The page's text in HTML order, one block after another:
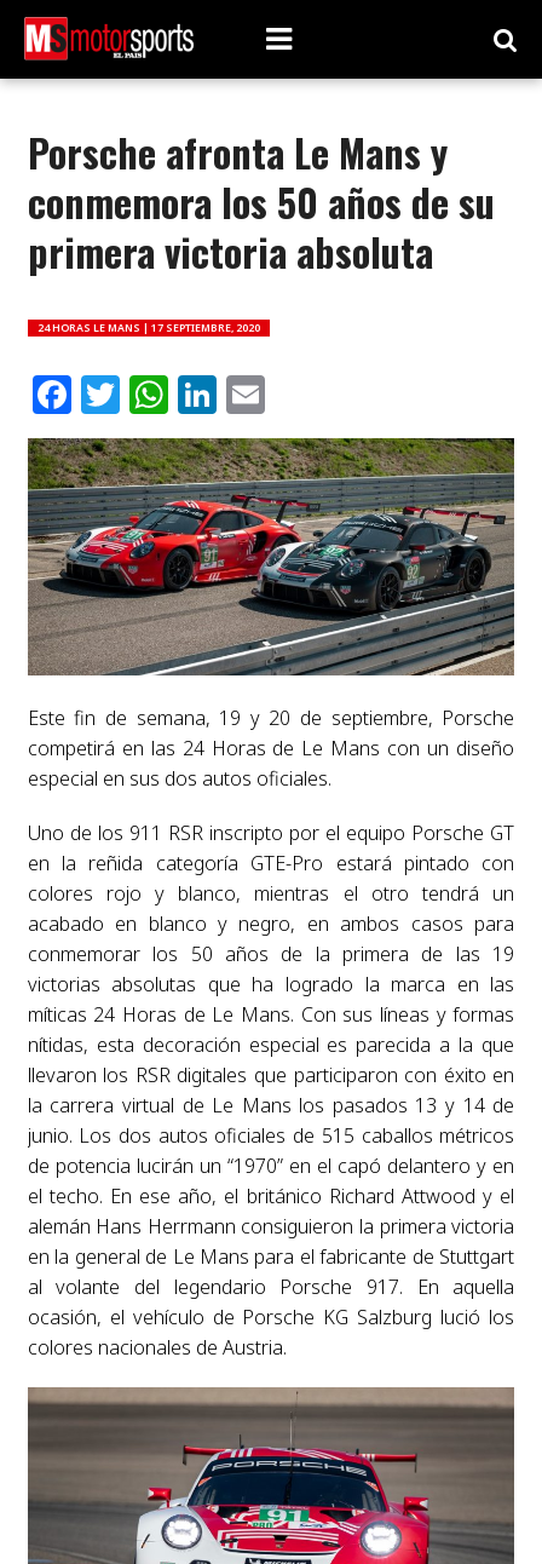
Porsche afronta Le Mans y
conmemora los 50 años de su
primera victoria absoluta
24 HORAS LE MANS | 17 SEPTIEMBRE, 2020
Facebook
Twitter
WhatsApp
LinkedIn
Email
Este fin de semana, 19 y 20 de septiembre, Porsche
competirá en las 24 Horas de Le Mans con un diseño
especial en sus dos autos oficiales.
Uno de los 911 RSR inscripto por el equipo Porsche GT
en la reñida categoría GTE-Pro estará pintado con
colores rojo y blanco, mientras el otro tendrá un
acabado en blanco y negro, en ambos casos para
conmemorar los 50 años de la primera de las 19
victorias absolutas que ha logrado la marca en las
míticas 24 Horas de Le Mans. Con sus líneas y formas
nítidas, esta decoración especial es parecida a la que
llevaron los RSR digitales que participaron con éxito en
la carrera virtual de Le Mans los pasados 13 y 14 de
junio. Los dos autos oficiales de 515 caballos métricos
de potencia lucirán un “1970” en el capó delantero y en
el techo. En ese año, el británico Richard Attwood y el
alemán Hans Herrmann consiguieron la primera victoria
en la general de Le Mans para el fabricante de Stuttgart
al volante del legendario Porsche 917. En aquella
ocasión, el vehículo de Porsche KG Salzburg lució los
colores nacionales de Austria.